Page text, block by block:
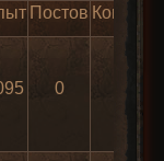
Постов
0